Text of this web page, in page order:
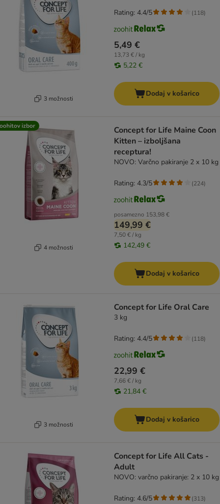
3 možnosti
5,49 €
13,73 € / kg
5,22 €
Rating: 4.4/5 (118)
Dodaj v košarico
izbor
4 možnosti
Concept for Life Maine Coon
Kitten – izboljšana
receptura!
NOVO: Varčno pakiranje 2 x 10 kg
posamezno 153,98 €
149,99 €
7,50 € / kg
142,49 €
Rating: 4.3/5 (224)
Dodaj v košarico
3 možnosti
Concept for Life Oral Care
3 kg
22,99 €
7,66 € / kg
21,84 €
Rating: 4.4/5 (118)
Dodaj v košarico
Concept for Life All Cats -
Adult
NOVO: varčno pakiranje: 2 x 10 kg
Rating: 4.6/5 (313)